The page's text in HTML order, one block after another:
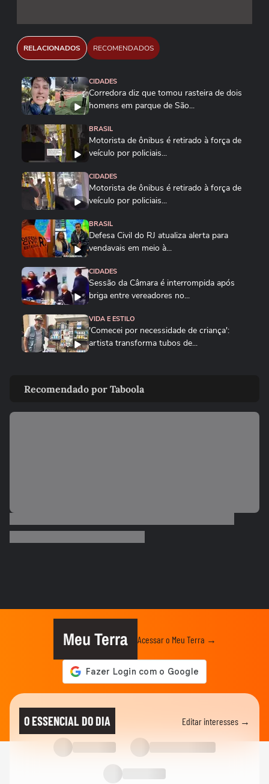
RELACIONADOS RECOMENDADOS
CIDADES
Corredora diz que tomou rasteira de dois
homens em parque de São...
BRASIL
Motorista de ônibus é retirado à força de
veículo por policiais...
CIDADES
Motorista de ônibus é retirado à força de
veículo por policiais...
BRASIL
Defesa Civil do RJ atualiza alerta para
vendavais em meio à...
CIDADES
Sessão da Câmara é interrompida após
briga entre vereadores no...
VIDA E ESTILO
'Comecei por necessidade de criança':
artista transforma tubos de...
‘Cenário de guerra’
BRASIL
engravidar, mulher se emociona...
Flávio Bolsonaro afirma que anúncio de
Gaspar como vice foi...
Tornado atinge cidade do RS pela
segunda semana seguida; veja
Trump assina ordem para negar cidadania
em caso de 'turismo de...
Recomendado por Taboola
Meu Terra Acessar o Meu Terra →
O ESSENCIAL DO DIA Editar interesses →